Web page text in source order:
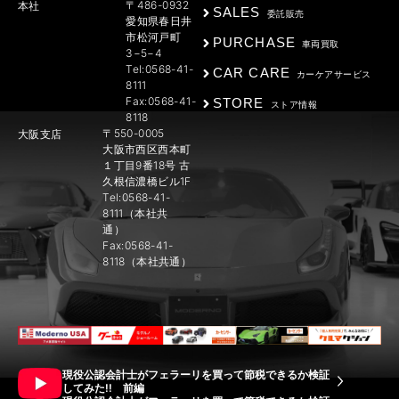
本社
〒486-0932
愛知県春日井
市松河戸町
3−5−4
Tel:0568-41-
8111
Fax:0568-41-
8118
大阪支店
〒550-0005
大阪市西区西本町
１丁目9番18号 古
久根信濃橋ビル1F
Tel:0568-41-
8111（本社共
通）
Fax:0568-41-
8118（本社共通）
SALES 委託販売
PURCHASE 車両買取
CAR CARE カーケアサービス
STORE ストア情報
現役公認会計士がフェラーリを買って節税できるか検証
してみた!! 前編